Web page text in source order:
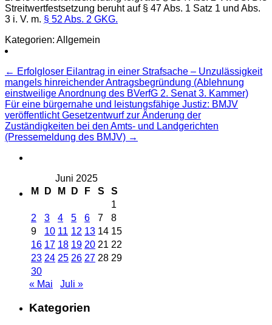
Streitwertfestsetzung beruht auf § 47 Abs. 1 Satz 1 und Abs.
3 i. V. m. § 52 Abs. 2 GKG.
Kategorien: Allgemein
Beitragsnavigation
← Erfolgloser Eilantrag in einer Strafsache – Unzulässigkeit
mangels hinreichender Antragsbegründung (Ablehnung
einstweilige Anordnung des BVerfG 2. Senat 3. Kammer)
Für eine bürgernahe und leistungsfähige Justiz: BMJV
veröffentlicht Gesetzentwurf zur Änderung der
Zuständigkeiten bei den Amts- und Landgerichten
(Pressemeldung des BMJV) →
Juni 2025
M
D M D F S
S
1
2
3 4 5 6 7
8
9
10 11 12 13 14 15
16 17 18 19 20 21 22
23 24 25 26 27 28 29
30
« Mai
Juli »
Kategorien